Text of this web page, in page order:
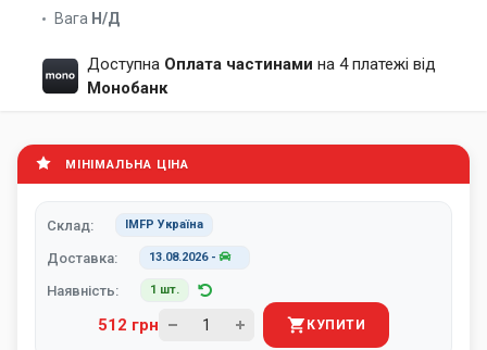
Вага Н/Д
Доступна Оплата частинами на 4 платежі від
Монобанк
МІНІМАЛЬНА ЦІНА
Склад: IMFP Україна
Доставка: 13.08.2026-
Наявність: 1 шт.
512 грн КУПИТИ